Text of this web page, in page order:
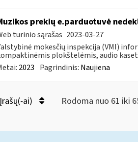
prekių e.parduotuvė
turinio sąrašas 2023-03-27
mokesčių inspekcija (VMI)
plokštelėmis, audio
2023 Pagrindinis: Naujiena
ai) Rodoma nuo 61 iki